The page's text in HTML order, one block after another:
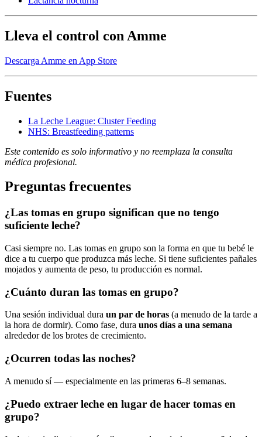
Lleva el control con Amme
Descarga Amme en App Store
Fuentes
La Leche League: Cluster Feeding
NHS: Breastfeeding patterns
Este contenido es solo informativo y no reemplaza la consulta
médica profesional.
Preguntas frecuentes
¿Las tomas en grupo significan que no tengo
suficiente leche?
Casi siempre no. Las tomas en grupo son la forma en que tu bebé le
dice a tu cuerpo que produzca más leche. Si tiene suficientes pañales
mojados y aumenta de peso, tu producción es normal.
¿Cuánto duran las tomas en grupo?
Una sesión individual dura un par de horas (a menudo de la tarde a
la hora de dormir). Como fase, dura unos días a una semana
alrededor de los brotes de crecimiento.
¿Ocurren todas las noches?
A menudo sí — especialmente en las primeras 6–8 semanas.
¿Puedo extraer leche en lugar de hacer tomas en
grupo?